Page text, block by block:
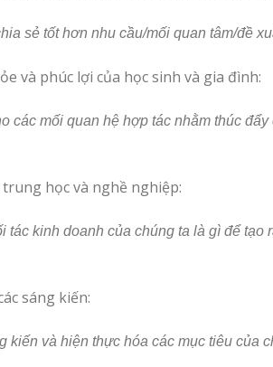
sẻ tốt hơn nhu cầu/mối quan tâm/đề
và phúc lợi của học sinh và gia đình:
các mối quan hệ hợp tác nhằm thúc
học và nghề nghiệp:
tác kinh doanh của chúng ta là gì để
sáng kiến:
​​và hiện thực hóa các mục tiêu của